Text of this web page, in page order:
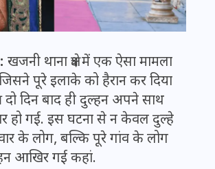
खजनी थाना क्षेत्र में एक ऐसा मामला
पूरे इलाके को हैरान कर दिया
दो दिन बाद ही दुल्हन अपने साथ
हो गई. इस घटना से न केवल दुल्हे
के लोग, बल्कि पूरे गांव के लोग
आखिर गई कहां.